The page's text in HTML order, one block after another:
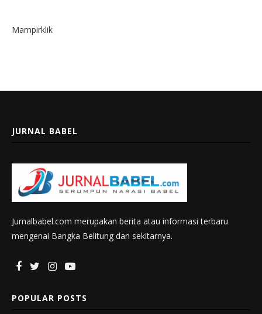
Mampirklik
JURNAL BABEL
Jurnalbabel.com merupakan berita atau informasi terbaru
mengenai Bangka Belitung dan sekitarnya.
POPULAR POSTS